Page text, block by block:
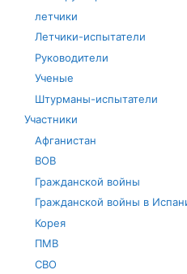
летчики
Летчики-испытатели
Руководители
Ученые
Штурманы-испытатели
Участники
Афганистан
ВОВ
Гражданской войны
Гражданской войны в
Корея
ПМВ
СВО